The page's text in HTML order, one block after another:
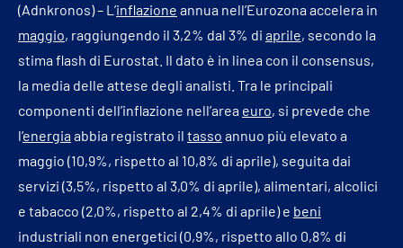
(Adnkronos) – L’inflazione annua nell’Eurozona accelera in
maggio, raggiungendo il 3,2% dal 3% di aprile, secondo la
stima flash di Eurostat. Il dato è in linea con il consensus,
la media delle attese degli analisti. Tra le principali
componenti dell’inflazione nell’area euro, si prevede che
l’energiaabbia registrato il tasso annuo più elevato a
maggio (10,9%, rispetto al 10,8% di aprile), seguita dai
servizi (3,5%, rispetto al 3,0% di aprile), alimentari, alcolici
e tabacco (2,0%, rispetto al 2,4% di aprile) e beni
industriali non energetici (0,9%, rispetto allo 0,8% di